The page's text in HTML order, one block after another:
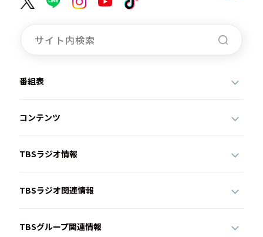
番組表
コンテンツ
TBSラジオ情報
TBSラジオ関連情報
TBSグループ関連情報